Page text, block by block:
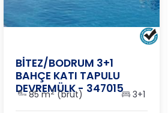
BİTEZ/BODRUM 3+1
BAHÇE KATI TAPULU
DEVREMÜLK - 347015
85 m2(brüt) 3+1